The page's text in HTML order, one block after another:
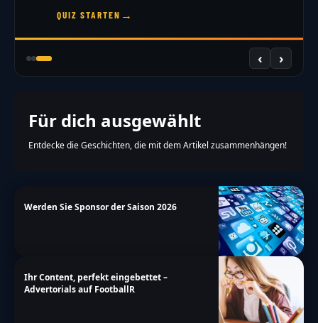
QUIZ STARTEN →
‹ ›
Für dich ausgewählt
Entdecke die Geschichten, die mit dem Artikel zusammenhängen!
Werden Sie Sponsor der Saison 2026
Ihr Content, perfekt eingebettet –
Advertorials auf FootballR